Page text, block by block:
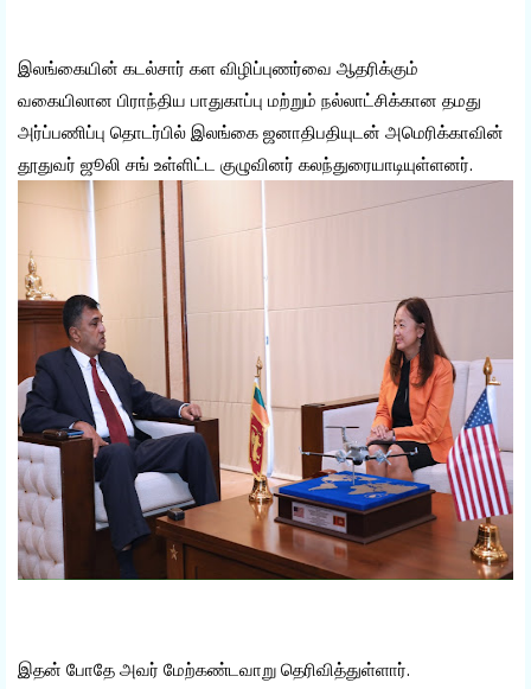
இலங்கையின் கடல்சார் கள விழிப்புணர்வை ஆதரிக்கும்
வகையிலான பிராந்திய பாதுகாப்பு மற்றும் நல்லாட்சிக்கான தமது
அர்ப்பணிப்பு தொடர்பில் இலங்கை ஜனாதிபதியுடன் அமெரிக்காவின்
தூதுவர் ஜூலி சங் உள்ளிட்ட குழுவினர் கலந்துரையாடியுள்ளனர்.
இதன் போதே அவர் மேற்கண்டவாறு தெரிவித்துள்ளார்.